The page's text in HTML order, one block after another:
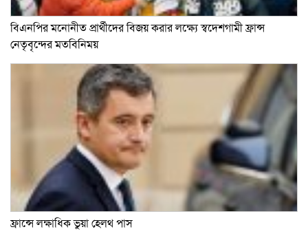
বিএনপির মনোনীত প্রার্থীদের বিজয় করার লক্ষ্যে স্বদেশগামী ফ্রান্স
নেতৃবৃন্দের মতবিনিময়
ফ্রান্সে লক্ষাধিক ভুয়া হেলথ পাস